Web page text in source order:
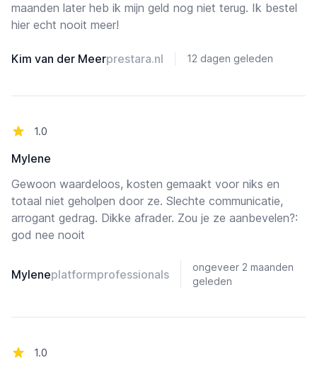
maanden later heb ik mijn geld nog niet terug. Ik bestel
hier echt nooit meer!
Kim van der Meerprestara.nl 12 dagen geleden
1.0
Mylene
Gewoon waardeloos, kosten gemaakt voor niks en
totaal niet geholpen door ze. Slechte communicatie,
arrogant gedrag. Dikke afrader. Zou je ze aanbevelen?:
god nee nooit
Myleneplatformprofessionals
ongeveer 2 maanden
geleden
1.0